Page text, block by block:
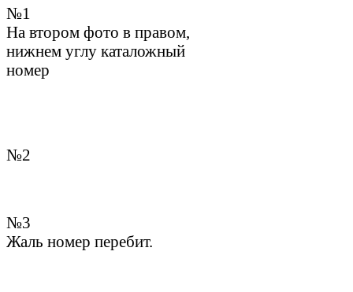
№1
На втором фото в правом,
нижнем углу каталожный
номер
№2
№3
Жаль номер перебит.